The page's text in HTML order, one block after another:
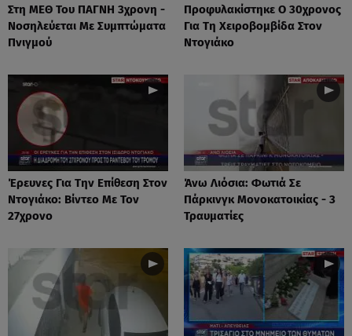
Στη ΜΕΘ Του ΠΑΓΝΗ 3χρονη -
Νοσηλεύεται Με Συμπτώματα
Πνιγμού
Προφυλακίστηκε Ο 30χρονος
Για Τη Χειροβομβίδα Στον
Ντογιάκο
Έρευνες Για Την Επίθεση Στον
Ντογιάκο: Βίντεο Με Τον
27χρονο
Άνω Λιόσια: Φωτιά Σε
Πάρκινγκ Μονοκατοικίας - 3
Τραυματίες